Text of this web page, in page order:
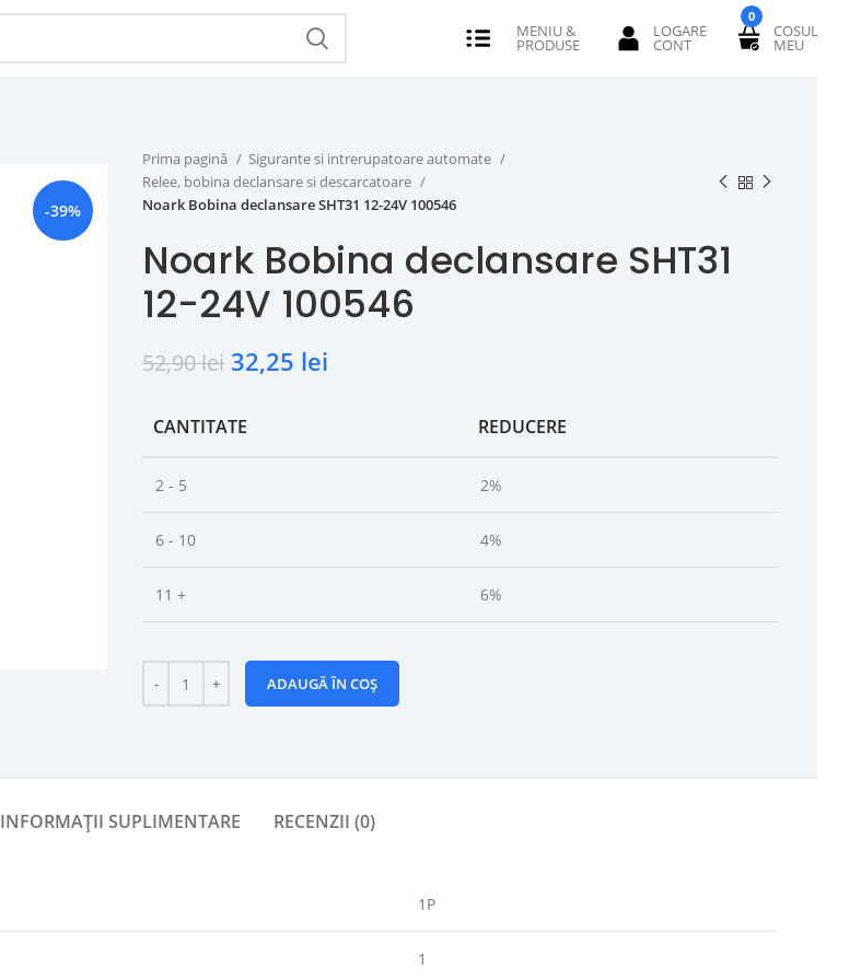
0
-39%
Prima pagină
Sigurante si intrerupatoare automate
Relee, bobina declansare si descarcatoare
Noark Bobina declansare SHT31 12-24V 100546
Noark Bobina declansare SHT31
12-24V 100546
52,90lei 32,25 lei
CANTITATE REDUCERE
2 - 5 2%
6 - 10 4%
11 + 6%
ADAUGĂ ÎN COȘ
INFORMAȚII SUPLIMENTARE RECENZII (0)
1P
1